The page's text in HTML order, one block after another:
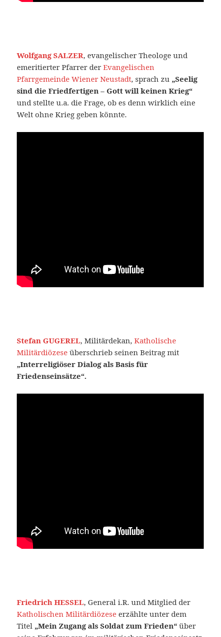
Wolfgang SALZER, evangelischer Theologe und
emeritierter Pfarrer derEvangelischen
Pfarrgemeinde Wiener Neustadt, sprach zu „Seelig
sind die Friedfertigen – Gott will keinen Krieg“
und stellte u.a. die Frage, ob es denn wirklich eine
Welt ohne Krieg geben könnte.
Stefan GUGEREL, Militärdekan,Katholische
Militärdiözese überschrieb seinen Beitrag mit
„Interreligiöser Dialog als Basis für
Friedenseinsätze“.
Friedrich HESSEL, General i.R. und Mitglied der
Katholischen Militärdiözese erzählte unter dem
Titel „Mein Zugang als Soldat zum Frieden“ über